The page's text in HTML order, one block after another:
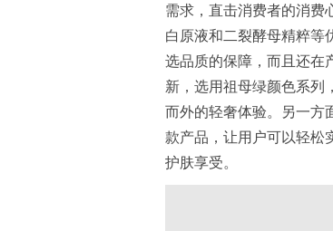
需求，直击消费者的消费
白原液和二裂酵母精粹等
选品质的保障，而且还在
新，选用祖母绿颜色系列
而外的轻奢体验。另一方
款产品，让用户可以轻松
护肤享受。